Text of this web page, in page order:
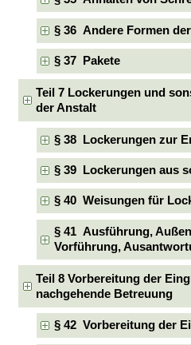
§ 36 Andere Formen
§ 37 Pakete
Teil 7 Lockerungen und
der Anstalt
§ 38 Lockerungen zur
§ 39 Lockerungen aus
§ 40 Weisungen für
§ 41 Ausführung,
Vorführung,
Teil 8 Vorbereitung der
nachgehende Betreuung
§ 42 Vorbereitung der